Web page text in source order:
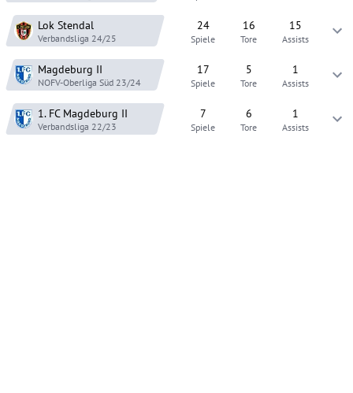
Lok Stendal
Verbandsliga 24/25
24
Spiele
16
Tore
15
Assists
Magdeburg II
NOFV-Oberliga Süd 23/24
17
Spiele
5
Tore
1
Assists
1. FC Magdeburg II
Verbandsliga 22/23
7
Spiele
6
Tore
1
Assists